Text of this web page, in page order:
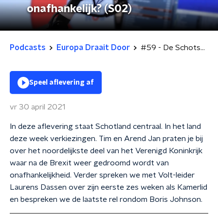
onafhankelijk? (S02)
Podcasts Europa Draait Door #59 - De Schotse leeuw brult weer: worden ze ooit onafhankelijk? (S02)
Speel aflevering af
vr 30 april 2021
In deze aflevering staat Schotland centraal. In het land
deze week verkiezingen. Tim en Arend Jan praten je bij
over het noordelijkste deel van het Verenigd Koninkrijk
waar na de Brexit weer gedroomd wordt van
onafhankelijkheid. Verder spreken we met Volt-leider
Laurens Dassen over zijn eerste zes weken als Kamerlid
en bespreken we de laatste rel rondom Boris Johnson.